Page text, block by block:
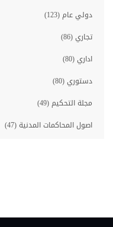
دولي عام (123)
تجاري (86)
اداري (80)
دستوري (80)
مجلة التحكيم (49)
اصول المحاكمات المدنية (47)